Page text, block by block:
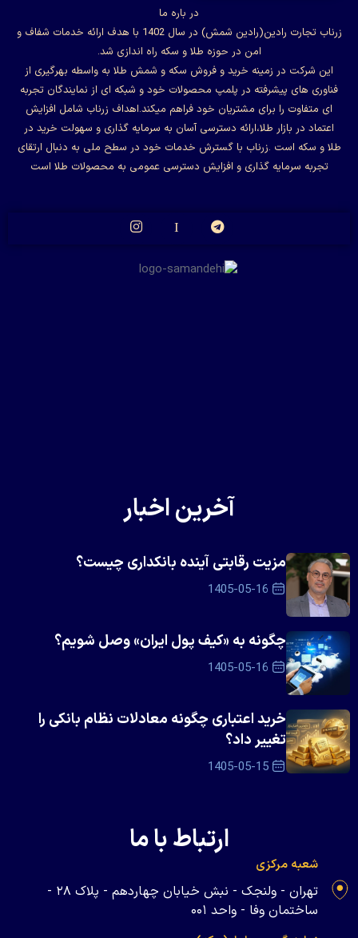
در باره ما
زرناب تجارت رادین(رادین شمش) در سال 1402 با هدف ارائه خدمات شفاف و
امن در حوزه طلا و سکه راه اندازی شد.
این شرکت در زمینه خرید و فروش سکه و شمش طلا به واسطه بهرگیری از
فناوری های پیشرفته در پلمپ محصولات خود و شبکه ای از نمایندگان تجربه
ای متفاوت را برای مشتریان خود فراهم میکند.اهداف زرناب شامل افزایش
اعتماد در بازار طلا،ارائه دسترسی آسان به سرمایه گذاری و سهولت خرید در
طلا و سکه است .زرناب با گسترش خدمات خود در سطح ملی به دنبال ارتقای
تجربه سرمایه گذاری و افزایش دسترسی عمومی به محصولات طلا است
آخرین اخبار
مزیت رقابتی آینده بانکداری چیست؟
1405-05-16
چگونه به «کیف پول ایران» وصل شویم؟
1405-05-16
خرید اعتباری چگونه معادلات نظام بانکی را
تغییر داد؟
1405-05-15
ارتباط با ما
شعبه مرکزی
تهران - ولنجک - نبش خیابان چهاردهم - پلاک ۲۸ -
ساختمان وفا - واحد ۰۰۱